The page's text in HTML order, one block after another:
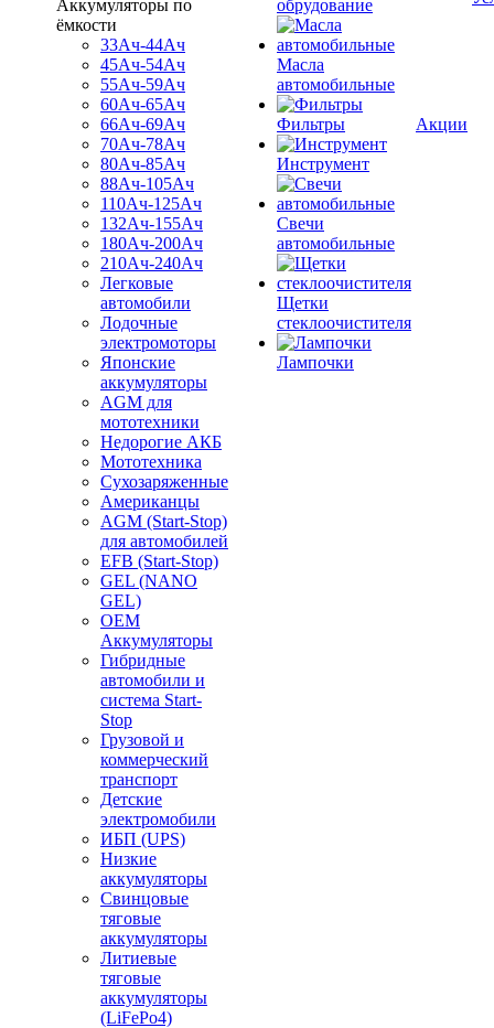
Аккумуляторы по
ёмкости
33Ач-44Ач
45Ач-54Ач
55Ач-59Ач
60Ач-65Ач
66Ач-69Ач
70Ач-78Ач
80Ач-85Ач
88Ач-105Ач
110Ач-125Ач
132Ач-155Ач
180Ач-200Ач
210Ач-240Ач
Легковые
автомобили
Лодочные
электромоторы
Японские
аккумуляторы
AGM для
мототехники
Недорогие АКБ
Мототехника
Сухозаряженные
Американцы
AGM (Start-Stop)
для автомобилей
EFB (Start-Stop)
GEL (NANO
GEL)
OEM
Аккумуляторы
Гибридные
автомобили и
система Start-
Stop
Грузовой и
коммерческий
транспорт
Детские
электромобили
ИБП (UPS)
Низкие
аккумуляторы
Свинцовые
тяговые
аккумуляторы
Литиевые
тяговые
аккумуляторы
(LiFePo4)
обрудование
Масла
автомобильные
Фильтры
Инструмент
Свечи
автомобильные
Щетки
стеклоочистителя
Лампочки
Акции